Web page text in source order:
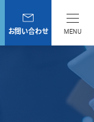
MENU
お問い合わせ